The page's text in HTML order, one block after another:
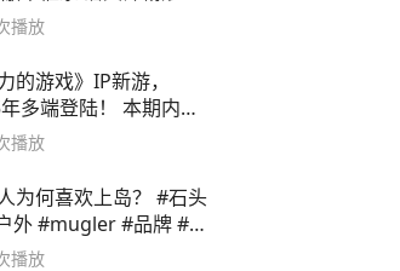
播放
的游戏》IP新游，
多端登陆！ 本期内容
播放
为何喜欢上岛？ #石头
外 #mugler #品牌 #足
播放